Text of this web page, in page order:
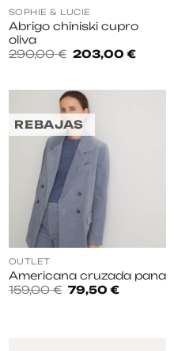
SOPHIE & LUCIE
Abrigo chiniski cupro
oliva
290,00€ El
precio
290,00 €.
203,00 €El
REBAJAS
OUTLET
Americana cruzada pana
159,00€ El
precio
79,50 €El